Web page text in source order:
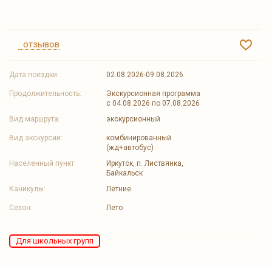
отзывов
Дата поездки: 02.08.2026-09.08.2026
Продолжительность:
Экскурсионная программа
с 04.08.2026 по 07.08.2026
Вид маршрута:
экскурсионный
Вид экскурсии:
комбинированный
(жд+автобус)
Населенный пункт:
Иркутск, п. Листвянка,
Байкальск
Каникулы:
Летние
Сезон: Лето
Для школьных групп